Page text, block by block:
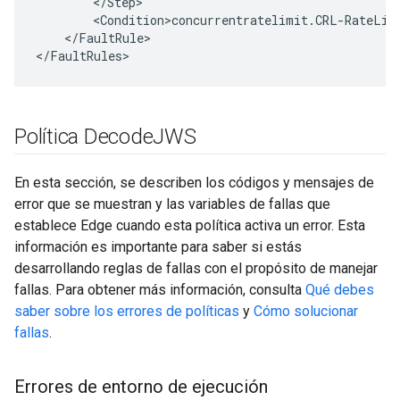
<Condition>concurrentratelimit.CRL-
    </FaultRule>
</FaultRules>
Política DecodeJWS
En esta sección, se describen los códigos y mensajes de
error que se muestran y las variables de fallas que
establece Edge cuando esta política activa un error. Esta
información es importante para saber si estás
desarrollando reglas de fallas con el propósito de manejar
fallas. Para obtener más información, consulta Qué debes
saber sobre los errores de políticas y Cómo solucionar
fallas.
Errores de entorno de ejecución